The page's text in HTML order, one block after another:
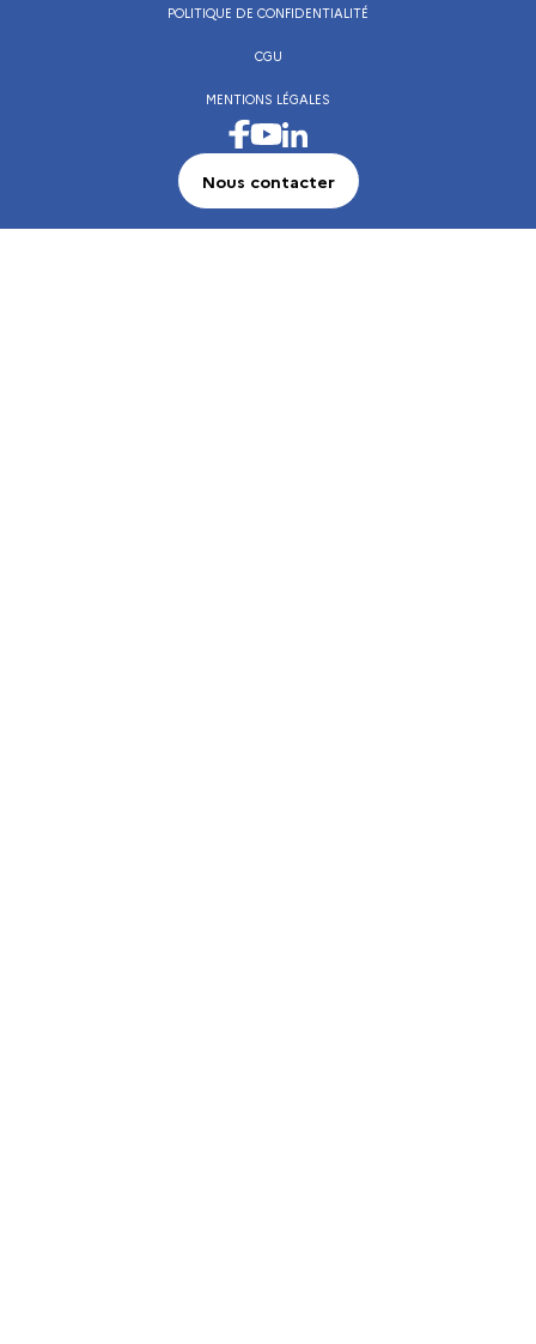
POLITIQUE DE CONFIDENTIALITÉ
CGU
MENTIONS LÉGALES
Visiter la page Facebook de l’Institut français
Visiter la page Youtube de l’Institut français
Visiter la page LinkedIn de l’Institut
Nous contacter